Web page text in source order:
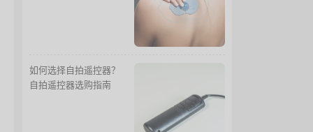
如何选择自拍遥控器？
自拍遥控器选购指南